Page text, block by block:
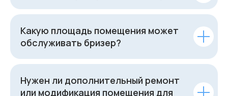
Какую площадь помещения может
обслуживать бризер?
Нужен ли дополнительный ремонт
или модификация помещения для